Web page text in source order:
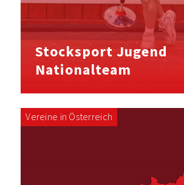
Stocksport Jugend
Nationalteam
Vereine in Österreich